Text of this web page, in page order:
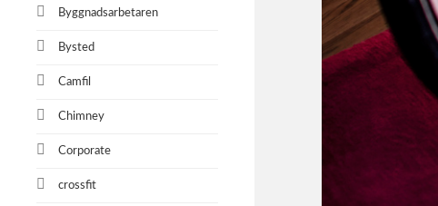
Byggnadsarbetaren
Bysted
Camfil
Chimney
Corporate
crossfit